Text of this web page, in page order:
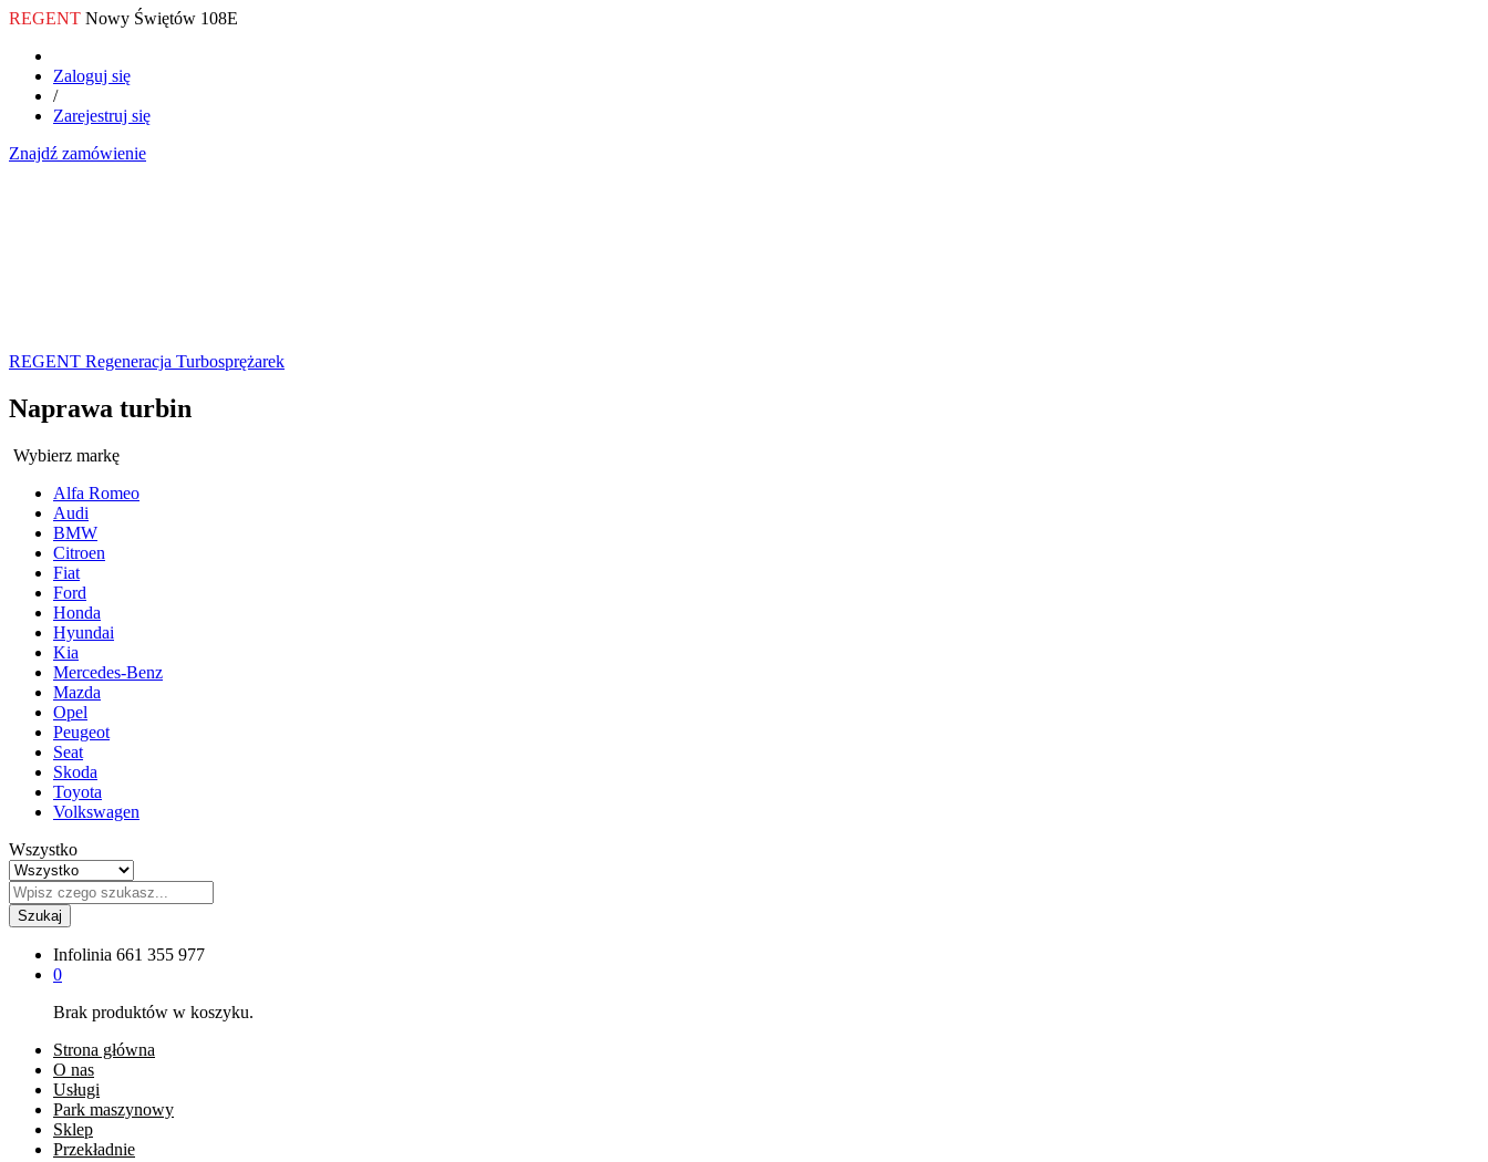
REGENT Nowy Świętów 108E
Zaloguj się
/
Zarejestruj się
Znajdź zamówienie
REGENT Regeneracja Turbosprężarek
Naprawa turbin
Wybierz markę
Alfa Romeo
Audi
BMW
Citroen
Fiat
Ford
Honda
Hyundai
Kia
Mercedes-Benz
Mazda
Opel
Peugeot
Seat
Skoda
Toyota
Volkswagen
Wszystko
Szukaj
Infolinia 661 355 977
0
Brak produktów w koszyku.
Strona główna
O nas
Usługi
Park maszynowy
Sklep
Przekładnie